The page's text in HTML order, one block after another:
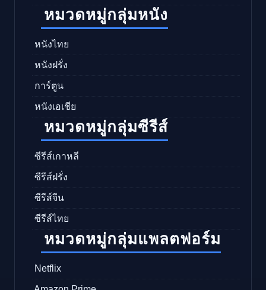
หมวดหมู่กลุ่มหนัง
หนังไทย
หนังฝรั่ง
การ์ตูน
หนังเอเชีย
หมวดหมู่กลุ่มซีรีส์
ซีรีส์เกาหลี
ซีรีส์ฝรั่ง
ซีรีส์จีน
ซีรีส์ไทย
หมวดหมู่กลุ่มแพลตฟอร์ม
Netflix